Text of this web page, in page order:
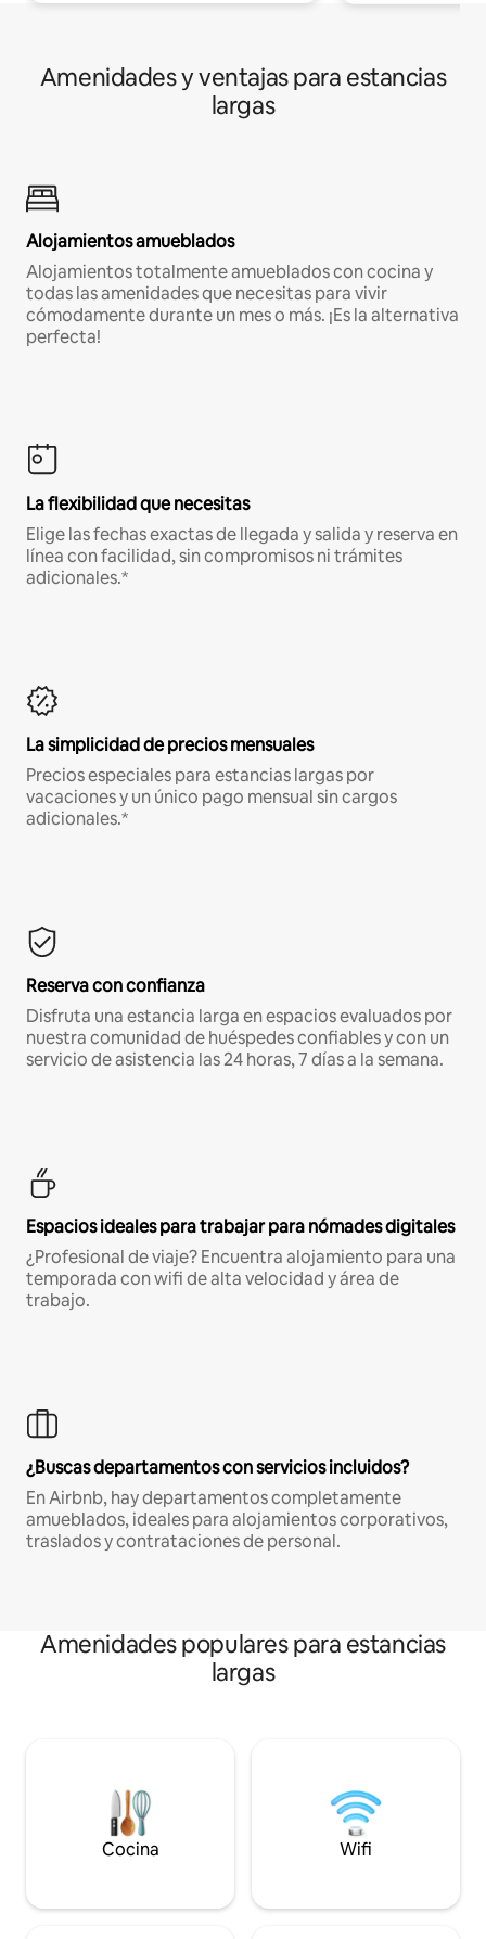
Amenidades y ventajas para estancias
largas
Alojamientos amueblados
Alojamientos totalmente amueblados con cocina y
todas las amenidades que necesitas para vivir
cómodamente durante un mes o más. ¡Es la alternativa
perfecta!
La flexibilidad que necesitas
Elige las fechas exactas de llegada y salida y reserva en
línea con facilidad, sin compromisos ni trámites
adicionales.*
La simplicidad de precios mensuales
Precios especiales para estancias largas por
vacaciones y un único pago mensual sin cargos
adicionales.*
Reserva con confianza
Disfruta una estancia larga en espacios evaluados por
nuestra comunidad de huéspedes confiables y con un
servicio de asistencia las 24 horas, 7 días a la semana.
Espacios ideales para trabajar para nómades digitales
¿Profesional de viaje? Encuentra alojamiento para una
temporada con wifi de alta velocidad y área de
trabajo.
¿Buscas departamentos con servicios incluidos?
En Airbnb, hay departamentos completamente
amueblados, ideales para alojamientos corporativos,
traslados y contrataciones de personal.
Amenidades populares para estancias
largas
Cocina Wifi